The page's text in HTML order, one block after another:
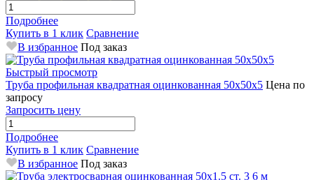
Подробнее
Купить в 1 клик Сравнение
В избранное Под заказ
Быстрый просмотр
Труба профильная квадратная оцинкованная 50х50х5 Цена по
запросу
Запросить цену
Подробнее
Купить в 1 клик Сравнение
В избранное Под заказ